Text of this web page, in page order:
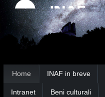
Salta
alla
navigazione
Ricerca
avanzata…
Home INAF in breve
Intranet Beni culturali